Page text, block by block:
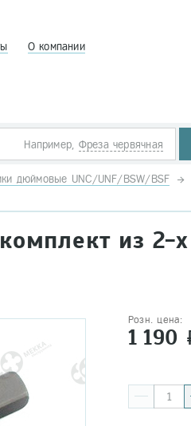
О компании
Например, Фреза червячная
дюймовые UNC/UNF/BSW/BSF
из 2-
Розн. цена:
1 190